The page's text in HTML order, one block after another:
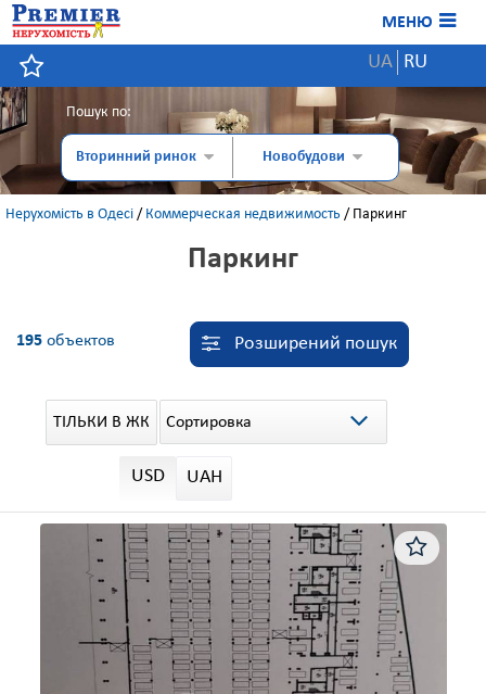
МЕНЮ
UA RU
Пошук по:
Вторинний ринок Новобудови
Нерухомість в Одесі / Коммерческая недвижимость / Паркинг
Паркинг
195 объектов Розширений пошук
ТІЛЬКИ В ЖК Сортировка
USD UAH